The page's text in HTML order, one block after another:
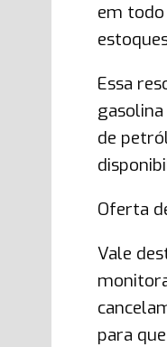
em
Essa
de
Oferta
Vale
para